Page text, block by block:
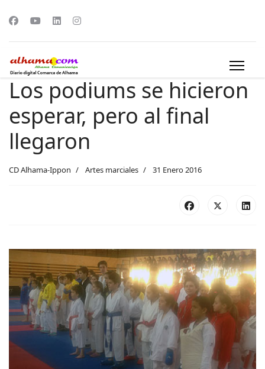
Los podiums se hicieron
esperar, pero al final
llegaron
CD Alhama-Ippon Artes marciales 31 Enero 2016